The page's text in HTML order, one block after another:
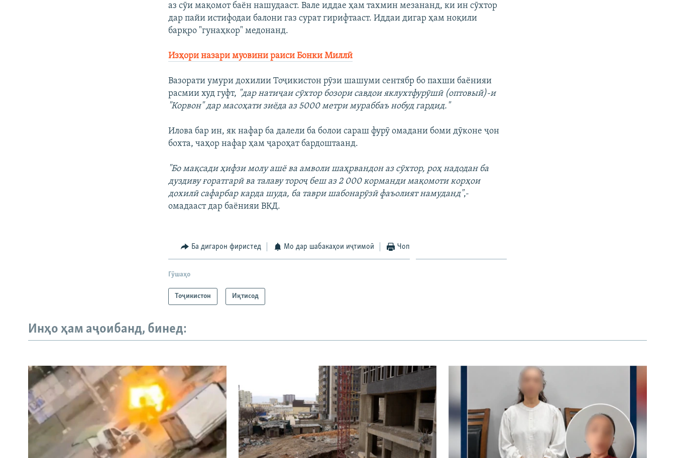
аз сӯи мақомот баён нашудааст. Вале иддае ҳам тахмин мезананд, ки ин сӯхтор
дар пайи истифодаи балони газ сурат гирифтааст. Иддаи дигар ҳам ноқили
барқро "гунаҳкор" медонанд.
Изҳори назари муовини раиси Бонки Миллӣ
Вазорати умури дохилии Тоҷикистон рӯзи шашуми сентябр бо пахши баёнияи
расмии худ гуфт, "дар натиҷаи сӯхтор бозори савдои яклухтфурӯшӣ (оптовый)-и
"Корвон" дар масоҳати зиёда аз 5000 метри мураббаъ нобуд гардид."
Илова бар ин, як нафар ба далели ба болои сараш фурӯ омадани боми дӯконе ҷон
бохта, чаҳор нафар ҳам ҷароҳат бардоштаанд.
"Бо мақсади ҳифзи молу ашё ва амволи шаҳрвандон аз сӯхтор, роҳ надодан ба
дуздиву ғоратгарӣ ва талаву тороҷ беш аз 2 000 корманди мақомоти корҳои
дохилӣ сафарбар карда шуда, ба таври шабонарӯзӣ фаъолият намуданд",-
омадааст дар баёнияи ВКД.
Ба дигарон фиристед Мо дар шабакаҳои иҷтимоӣ Чоп
Гӯшаҳо
Тоҷикистон Иқтисод
Инҳо ҳам аҷоибанд, бинед: